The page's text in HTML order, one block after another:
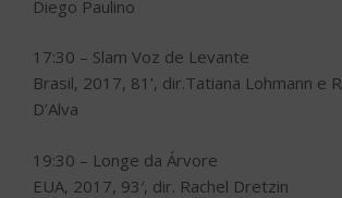
Diego Paulino
17:30 – Slam Voz de Levante
Brasil, 2017, 81’, dir.Tatiana Lohmann e
D’Alva
19:30 – Longe da Árvore
EUA, 2017, 93′, dir. Rachel Dretzin